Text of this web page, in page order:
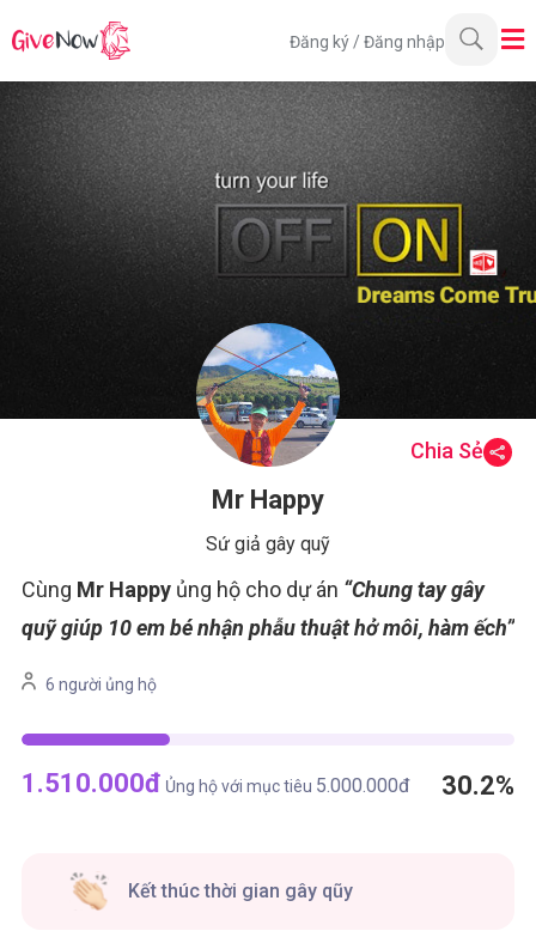
Đăng ký /Đăng nhập
Mr Happy
Chia Sẻ
Sứ giả gây quỹ
Cùng Mr Happy ủng hộ cho dự án “Chung tay gây
quỹ giúp 10 em bé nhận phẫu thuật hở môi, hàm ếch”
6 người ủng hộ
1.510.000đ Ủng hộ với mục tiêu 5.000.000đ 30.2%
Kết thúc thời gian gây qũy